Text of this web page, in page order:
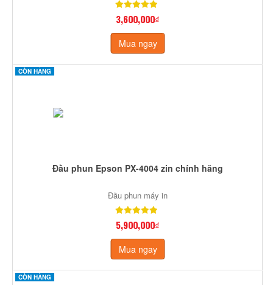
3,600,000₫
Mua ngay
CÒN HÀNG
Đầu phun Epson PX-4004 zin chính hãng
Đầu phun máy in
5,900,000₫
Mua ngay
CÒN HÀNG